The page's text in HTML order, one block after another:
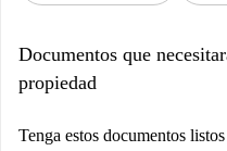
Documentos que
propiedad
Tenga estos documentos